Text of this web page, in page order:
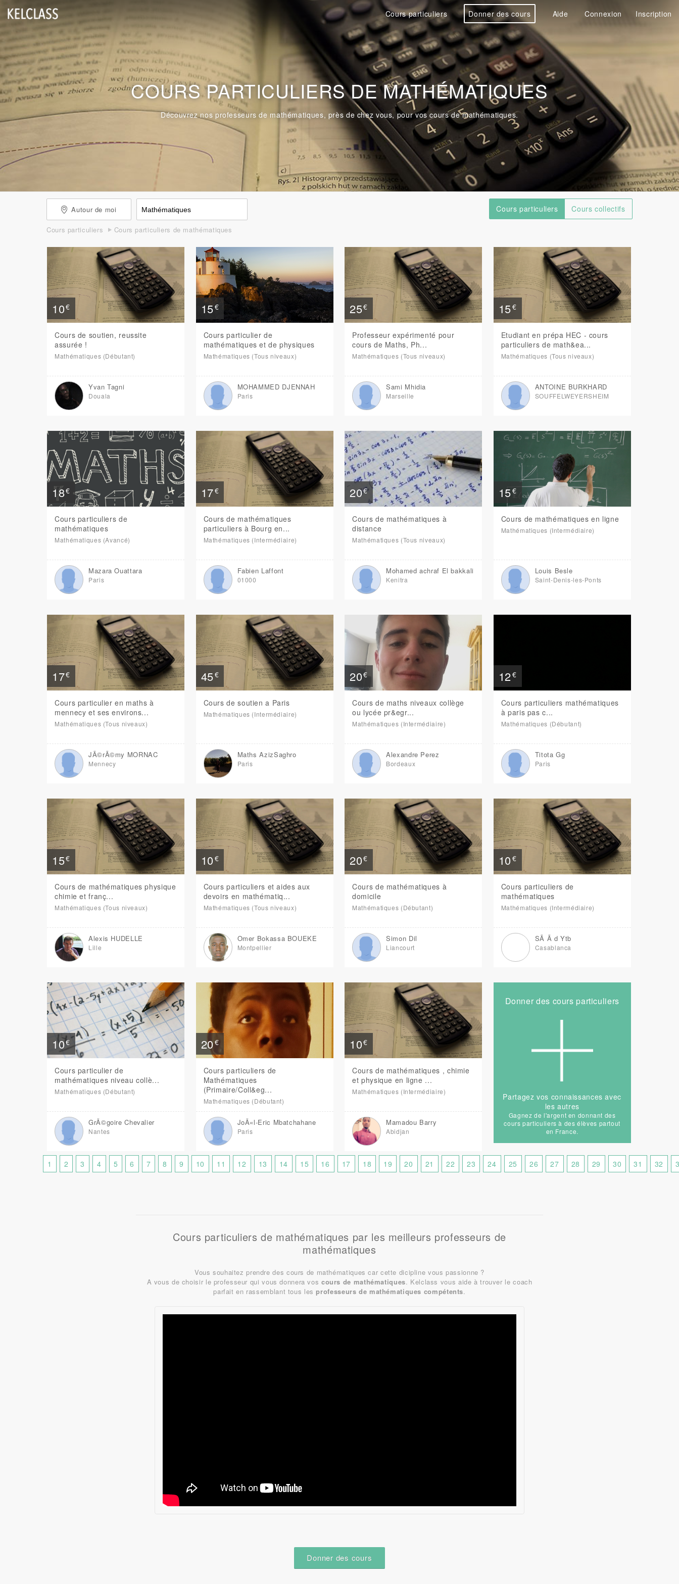
Cours particuliers Donner des cours Aide Connexion Inscription
COURS PARTICULIERS DE MATHÉMATIQUES
Découvrez nos professeurs de mathématiques, près de chez vous, pour vos cours de mathématiques.
Autour de moi Cours particuliers Cours collectifs
Cours particuliers Cours particuliers de mathématiques
10€
Cours de soutien, reussite
assurée !
Mathématiques (Débutant)
Yvan Tagni
Douala
15€
Cours particulier de
mathématiques et de physiques
Mathématiques (Tous niveaux)
MOHAMMED DJENNAH
Paris
25€
Professeur expérimenté pour
cours de Maths, Ph...
Mathématiques (Tous niveaux)
Sami Mhidia
Marseille
15€
Etudiant en prépa HEC - cours
particuliers de math&ea...
Mathématiques (Tous niveaux)
ANTOINE BURKHARD
SOUFFELWEYERSHEIM
18€
Cours particuliers de
mathématiques
Mathématiques (Avancé)
Mazara Ouattara
Paris
17€
Cours de mathématiques
particuliers à Bourg en...
Mathématiques (Intermédiaire)
Fabien Laffont
01000
20€
Cours de mathématiques à
distance
Mathématiques (Tous niveaux)
Mohamed achraf El bakkali
Kenitra
15€
Cours de mathématiques en ligne
Mathématiques (Intermédiaire)
Louis Besle
Saint-Denis-les-Ponts
17€
Cours particulier en maths à
mennecy et ses environs...
Mathématiques (Tous niveaux)
JÃ©rÃ©my MORNAC
Mennecy
45€
Cours de soutien a Paris
Mathématiques (Intermédiaire)
Maths AzizSaghro
Paris
20€
Cours de maths niveaux collège
ou lycée pr&egr...
Mathématiques (Intermédiaire)
Alexandre Perez
Bordeaux
12€
Cours particuliers mathématiques
à paris pas c...
Mathématiques (Débutant)
Titota Gg
Paris
15€
Cours de mathématiques physique
chimie et franç...
Mathématiques (Tous niveaux)
Alexis HUDELLE
Lille
10 €
Cours particuliers et aides aux
devoirs en mathématiq...
Mathématiques (Tous niveaux)
Omer Bokassa BOUEKE
Montpellier
20€
Cours de mathématiques à
domicile
Mathématiques (Débutant)
Simon Dil
Liancourt
10 €
Cours particuliers de
mathématiques
Mathématiques (Intermédiaire)
SÃ Ã d Ytb
Casablanca
10€
Cours particulier de
mathématiques niveau collè...
Mathématiques (Débutant)
GrÃ©goire Chevalier
Nantes
20€
Cours particuliers de
Mathématiques
(Primaire/Coll&eg...
Mathématiques (Débutant)
JoÃ«l-Eric Mbatchahane
Paris
10€
Cours de mathématiques , chimie
et physique en ligne ...
Mathématiques (Intermédiaire)
Mamadou Barry
Abidjan
Donner des cours particuliers
Partagez vos connaissances avec
les autres
Gagnez de l'argent en donnant des
cours particuliers à des élèves partout
en France.
1 2 3 4 5 6 7 8 9 10 11 12 13 14 15 16 17 18 19 20 21 22 23 24 25 26 27 28 29 30 31 32
Cours particuliers de mathématiques par les meilleurs professeurs de
mathématiques
Vous souhaitez prendre des cours de mathématiques car cette dicipline vous passionne ?
A vous de choisir le professeur qui vous donnera vos cours de mathématiques. Kelclass vous aide à trouver le coach
parfait en rassemblant tous lesprofesseurs de mathématiques compétents.
Donner des cours